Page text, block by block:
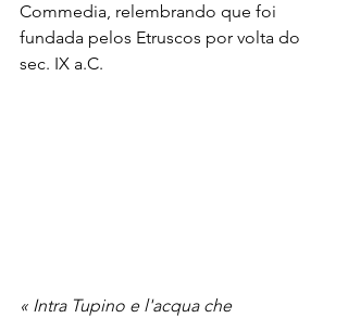
Commedia, relembrando que foi
fundada pelos Etruscos por volta do
sec. IX a.C.
« Intra Tupino e l'acqua che